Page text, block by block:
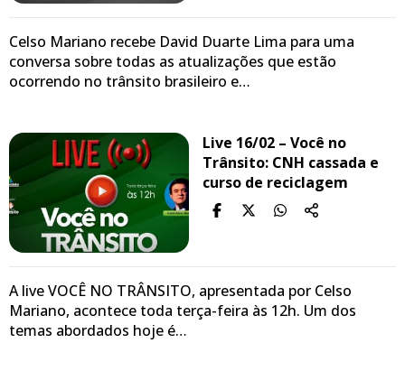
Celso Mariano recebe David Duarte Lima para uma
conversa sobre todas as atualizações que estão
ocorrendo no trânsito brasileiro e…
Live 16/02 – Você no
Trânsito: CNH cassada e
curso de reciclagem
A live VOCÊ NO TRÂNSITO, apresentada por Celso
Mariano, acontece toda terça-feira às 12h. Um dos
temas abordados hoje é…